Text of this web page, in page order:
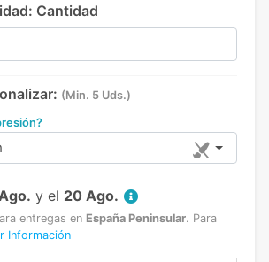
Cantidad
(Min. 5 Uds.)
y el 20 Ago.
entregas en España Peninsular. Para
Información